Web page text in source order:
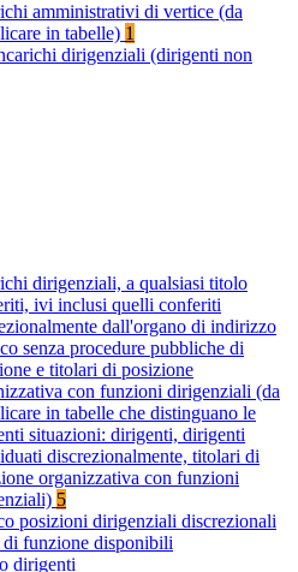
amministrativi di vertice (da
in tabelle) 1
dirigenziali (dirigenti non
dirigenziali, a qualsiasi titolo
ivi inclusi quelli conferiti
dall'organo di indirizzo
senza procedure pubbliche di
e titolari di posizione
con funzioni dirigenziali (da
in tabelle che distinguano le
situazioni: dirigenti, dirigenti
discrezionalmente, titolari di
organizzativa con funzioni
5
posizioni dirigenziali discrezionali
di funzione disponibili
dirigenti